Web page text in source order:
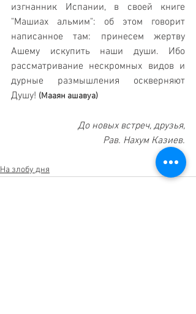
изгнанник Испании, в своей книге
"Машиах альмим": об этом говорит
написанное там: принесем жертву
Ашему искупить наши души. Ибо
рассматривание нескромных видов и
дурные размышления оскверняют
Душу! (Мааян ашавуа)
До новых встреч, друзья,
Рав. Нахум Казиев.
На злобу дня